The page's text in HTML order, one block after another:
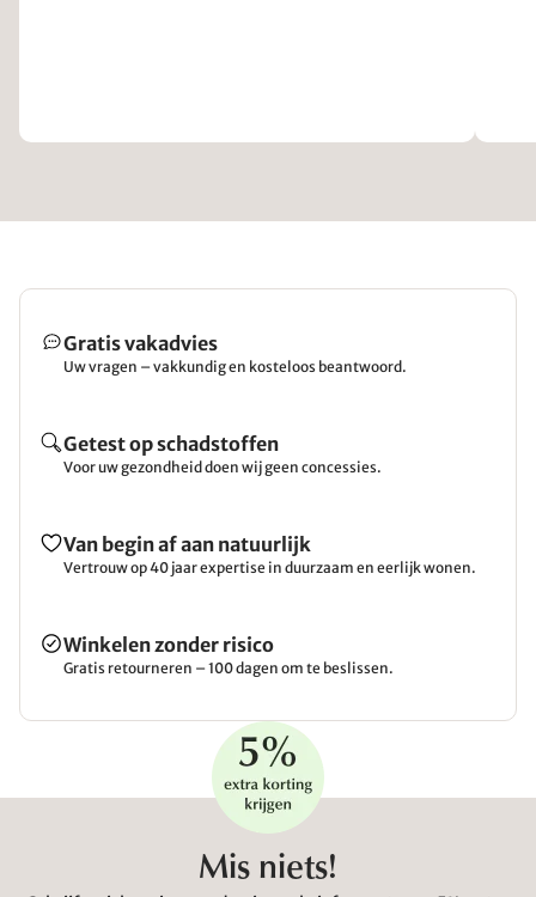
Gratis vakadvies
Uw vragen – vakkundig en kosteloos beantwoord.
Getest op schadstoffen
Voor uw gezondheid doen wij geen concessies.
Van begin af aan natuurlijk
Vertrouw op 40 jaar expertise in duurzaam en eerlijk wonen.
Winkelen zonder risico
Gratis retourneren – 100 dagen om te beslissen.
Mis niets!